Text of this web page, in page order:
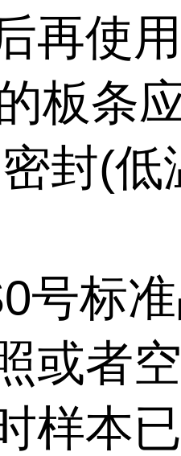
再使
板条
封(低
号标
或者
样本